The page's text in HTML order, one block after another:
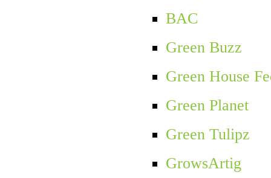
BAC
Green Buzz
Green House
Green Planet
Green Tulipz
GrowsArtig